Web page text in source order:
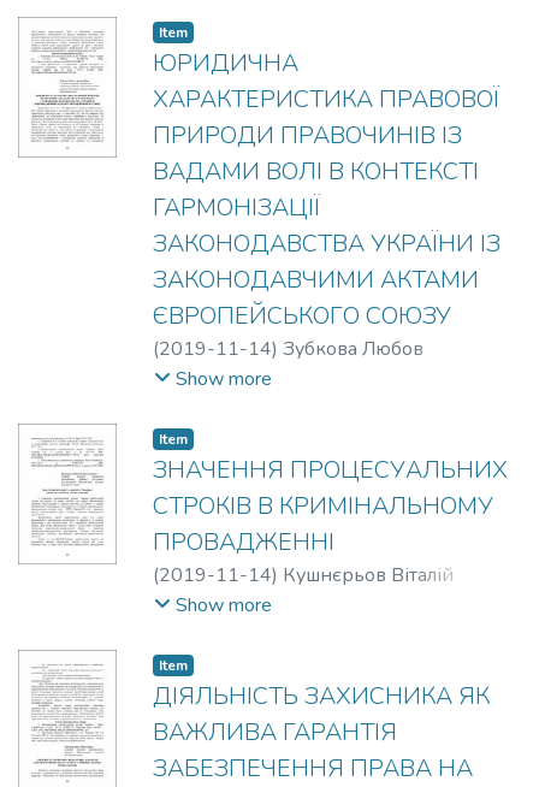
Item
ЮРИДИЧНА
ХАРАКТЕРИСТИКА ПРАВОВОЇ
ПРИРОДИ ПРАВОЧИНІВ ІЗ
ВАДАМИ ВОЛІ В КОНТЕКСТІ
ГАРМОНІЗАЦІЇ
ЗАКОНОДАВСТВА УКРАЇНИ ІЗ
ЗАКОНОДАВЧИМИ АКТАМИ
ЄВРОПЕЙСЬКОГО СОЮЗУ
(2019-11-14) Зубкова Любов
Анатоліївна
Show more
Item
ЗНАЧЕННЯ ПРОЦЕСУАЛЬНИХ
СТРОКІВ В КРИМІНАЛЬНОМУ
ПРОВАДЖЕННІ
(2019-11-14) Кушнєрьов Віталій
Миколайович
Show more
Item
ДІЯЛЬНІСТЬ ЗАХИСНИКА ЯК
ВАЖЛИВА ГАРАНТІЯ
ЗАБЕЗПЕЧЕННЯ ПРАВА НА